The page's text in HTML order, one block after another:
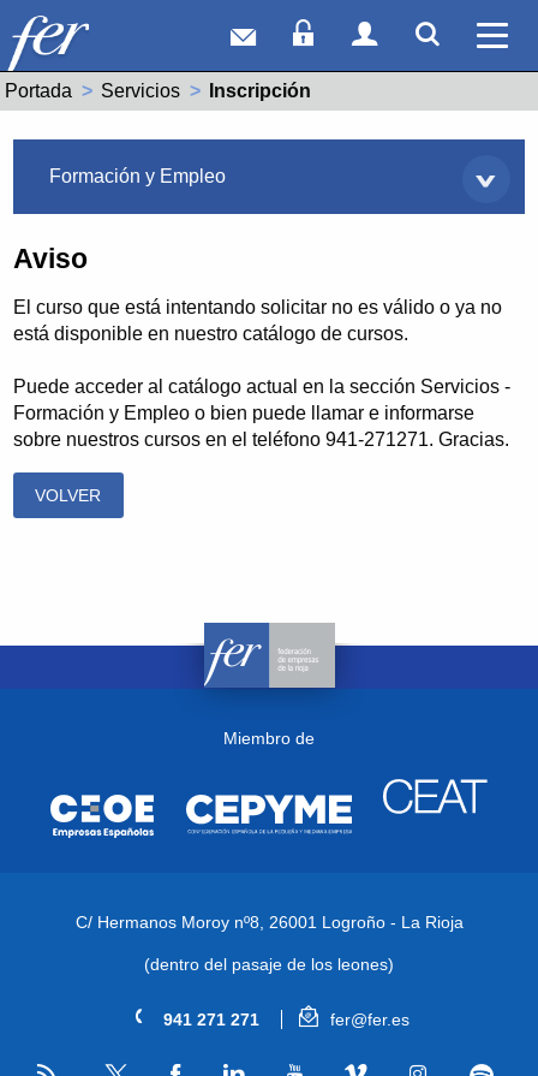
Correo webAcceso Socios
Acceso
Portada Servicios Actual:
Inscripción
Formación y Empleo
Aviso
El curso que está intentando solicitar no es válido o ya no
está disponible en nuestro catálogo de cursos.
Puede acceder al catálogo actual en la sección Servicios -
Formación y Empleo o bien puede llamar e informarse
sobre nuestros cursos en el teléfono 941-271271. Gracias.
VOLVER
Miembro de
C/ Hermanos Moroy nº8, 26001 Logroño - La Rioja
(dentro del pasaje de los leones)
941 271 271 fer@fer.es